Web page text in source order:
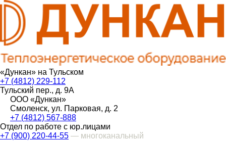
«Дункан» на Тульском
+7 (4812) 229-112
Тульский пер., д. 9А
ООО «Дункан»
Смоленск, ул. Парковая, д. 2
+7 (4812) 567-888
Отдел по работе с юр.лицами
+7 (900) 220-44-55 — многоканальный